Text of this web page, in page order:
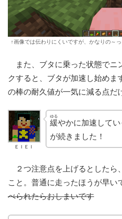
↑画像では伝わりにくいですが、かなりの～っ
また、ブタに乗った状態でニ
クすると、ブタが加速し始め
の棒の耐久値が一気に減る点だ
ＥＩＥＩ
緩
ゆる
やかに加速して
が続きました！
２つ注意点を上げるとしたら
こと。普通に走ったほうが早
べられたらおしまいです